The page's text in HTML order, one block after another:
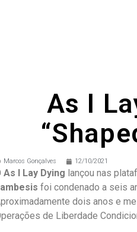
As I
Marcos Gonçalves 12/10/2021
As I Lay Dying lançou nas
foi condenado a seis
dois anos e
de Liberdade